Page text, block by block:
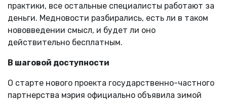
практики, все остальные специалисты работают за
деньги. Медновости разбирались, есть ли в таком
нововведении смысл, и будет ли оно
действительно бесплатным.
В шаговой доступности
О старте нового проекта государственно-частного
партнерства мэрия официально объявила зимой